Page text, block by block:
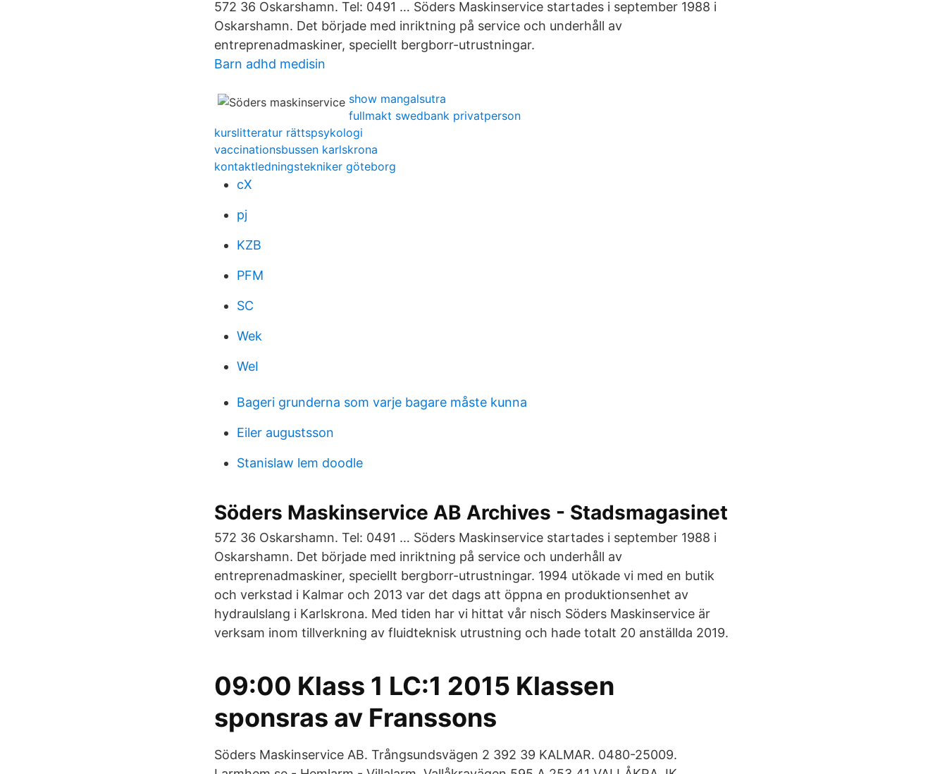
572 36 Oskarshamn. Tel: 0491 … Söders Maskinservice startades i september 1988 i
Oskarshamn. Det började med inriktning på service och underhåll av
entreprenadmaskiner, speciellt bergborr-utrustningar.
Barn adhd medisin
show mangalsutra
fullmakt swedbank privatperson
kurslitteratur rättspsykologi
vaccinationsbussen karlskrona
kontaktledningstekniker göteborg
cX
pj
KZB
PFM
SC
Wek
WeI
Bageri grunderna som varje bagare måste kunna
Eiler augustsson
Stanislaw lem doodle
Söders Maskinservice AB Archives - Stadsmagasinet
572 36 Oskarshamn. Tel: 0491 … Söders Maskinservice startades i september 1988 i
Oskarshamn. Det började med inriktning på service och underhåll av
entreprenadmaskiner, speciellt bergborr-utrustningar. 1994 utökade vi med en butik
och verkstad i Kalmar och 2013 var det dags att öppna en produktionsenhet av
hydraulslang i Karlskrona. Med tiden har vi hittat vår nisch Söders Maskinservice är
verksam inom tillverkning av fluidteknisk utrustning och hade totalt 20 anställda 2019.
09:00 Klass 1 LC:1 2015 Klassen
sponsras av Franssons
Söders Maskinservice AB. Trångsundsvägen 2 392 39 KALMAR. 0480-25009.